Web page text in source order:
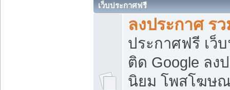
เว็บประกาศฟรี
ลงประกาศ ร
ประกาศฟรี เว็
ติด Google ลง
นิยม โพสโฆษ